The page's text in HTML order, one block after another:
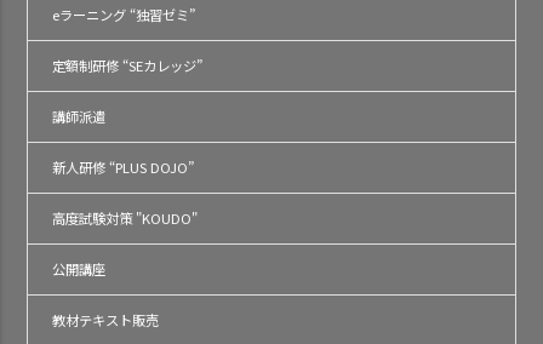
eラーニング “独習ゼミ”
定額制研修 “SEカレッジ”
講師派遣
新人研修 “PLUS DOJO”
高度試験対策 "KOUDO"
公開講座
教材テキスト販売